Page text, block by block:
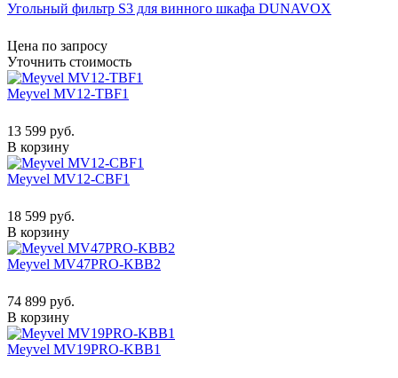
Угольный фильтр S3 для винного шкафа DUNAVOX
Цена по запросу
Уточнить стоимость
Meyvel MV12-TBF1
13 599 руб.
В корзину
Meyvel MV12-CBF1
18 599 руб.
В корзину
Meyvel MV47PRO-KBB2
74 899 руб.
В корзину
Meyvel MV19PRO-KBB1